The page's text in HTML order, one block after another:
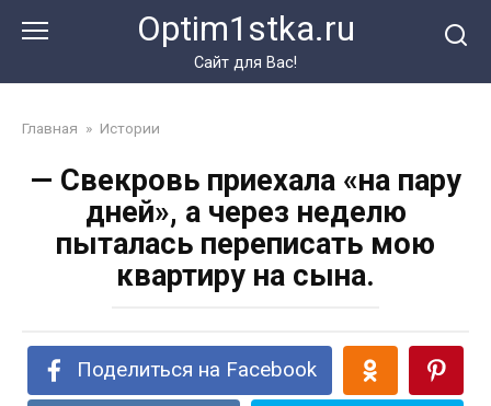
Optim1stka.ru
Сайт для Вас!
Главная » Истории
— Свекровь приехала «на пару
дней», а через неделю
пыталась переписать мою
квартиру на сына.
Поделиться на Facebook